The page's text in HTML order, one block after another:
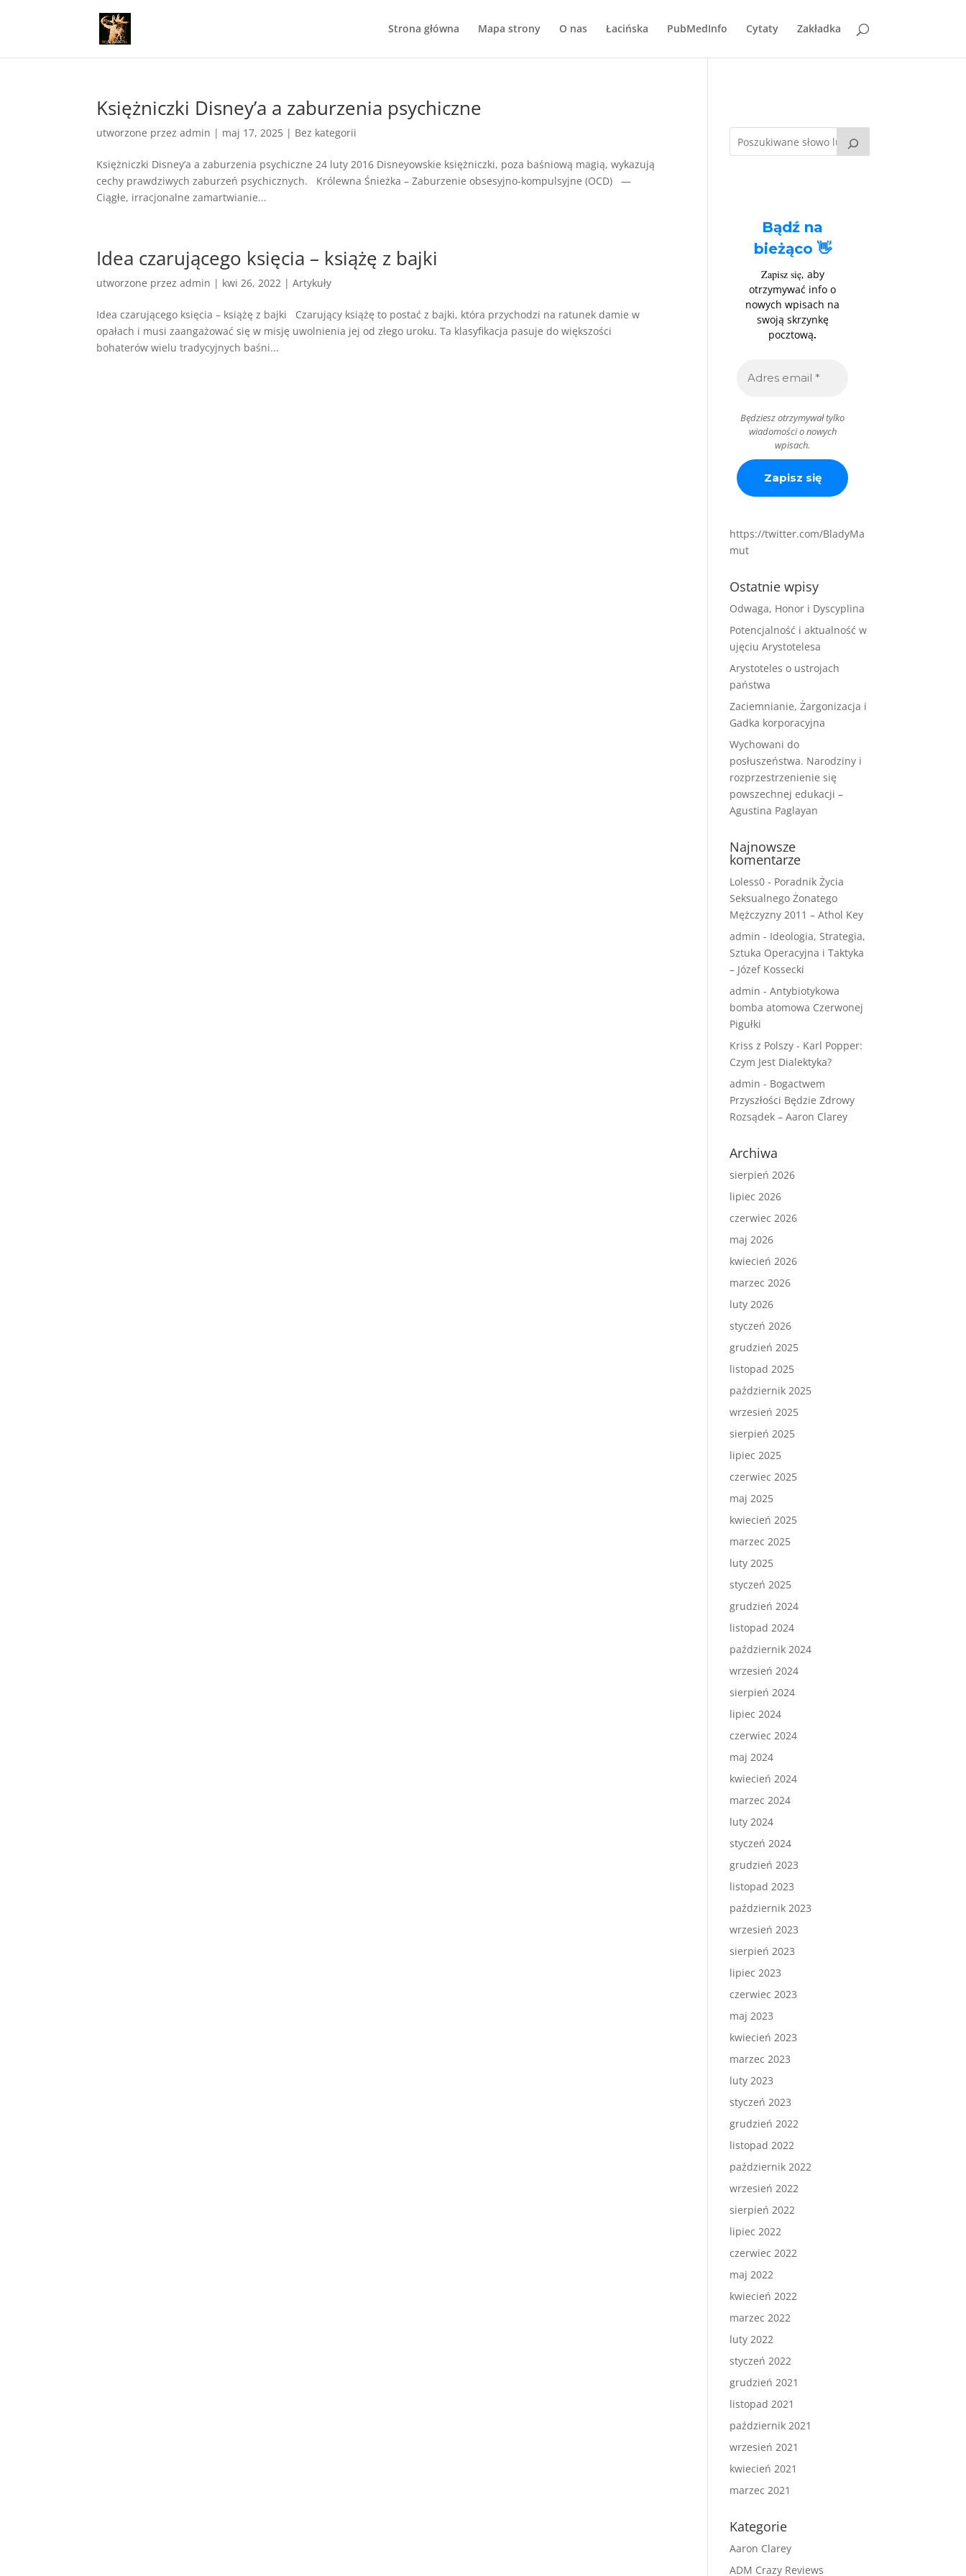
Strona główna Mapa strony O nas Łacińska PubMedInfo Cytaty Zakładka
Księżniczki Disney’a a zaburzenia psychiczne
utworzone przezadmin | maj 17, 2025 | Bez kategorii
Księżniczki Disney’a a zaburzenia psychiczne 24 luty 2016 Disneyowskie księżniczki, poza baśniową magią, wykazują
cechy prawdziwych zaburzeń psychicznych. Królewna Śnieżka – Zaburzenie obsesyjno-kompulsyjne (OCD) —
Ciągłe, irracjonalne zamartwianie...
Idea czarującego księcia – książę z bajki
utworzone przezadmin | kwi 26, 2022 |Artykuły
Idea czarującego księcia – książę z bajki Czarujący książę to postać z bajki, która przychodzi na ratunek damie w
opałach i musi zaangażować się w misję uwolnienia jej od złego uroku. Ta klasyfikacja pasuje do większości
bohaterów wielu tradycyjnych baśni...
Bądź na
bieżąco 👋
Zapisz się, aby
otrzymywać info o
nowych wpisach na
swoją skrzynkę
pocztową.
Będziesz otrzymywał tylko
wiadomości o nowych
wpisach.
https://twitter.com/BladyMa
mut
Ostatnie wpisy
Odwaga, Honor i Dyscyplina
Potencjalność i aktualność w
ujęciu Arystotelesa
Arystoteles o ustrojach
państwa
Zaciemnianie, Żargonizacja i
Gadka korporacyjna
Wychowani do
posłuszeństwa. Narodziny i
rozprzestrzenienie się
powszechnej edukacji –
Agustina Paglayan
Najnowsze
komentarze
Loless0 - Poradnik Życia
Seksualnego Żonatego
Mężczyzny 2011 – Athol Key
admin - Ideologia, Strategia,
Sztuka Operacyjna i Taktyka
– Józef Kossecki
admin -Antybiotykowa
bomba atomowa Czerwonej
Pigułki
Kriss z Polszy - Karl Popper:
Czym Jest Dialektyka?
admin - Bogactwem
Przyszłości Będzie Zdrowy
Rozsądek – Aaron Clarey
Archiwa
sierpień 2026
lipiec 2026
czerwiec 2026
maj 2026
kwiecień 2026
marzec 2026
luty 2026
styczeń 2026
grudzień 2025
listopad 2025
październik 2025
wrzesień 2025
sierpień 2025
lipiec 2025
czerwiec 2025
maj 2025
kwiecień 2025
marzec 2025
luty 2025
styczeń 2025
grudzień 2024
listopad 2024
październik 2024
wrzesień 2024
sierpień 2024
lipiec 2024
czerwiec 2024
maj 2024
kwiecień 2024
marzec 2024
luty 2024
styczeń 2024
grudzień 2023
listopad 2023
październik 2023
wrzesień 2023
sierpień 2023
lipiec 2023
czerwiec 2023
maj 2023
kwiecień 2023
marzec 2023
luty 2023
styczeń 2023
grudzień 2022
listopad 2022
październik 2022
wrzesień 2022
sierpień 2022
lipiec 2022
czerwiec 2022
maj 2022
kwiecień 2022
marzec 2022
luty 2022
styczeń 2022
grudzień 2021
listopad 2021
październik 2021
wrzesień 2021
kwiecień 2021
marzec 2021
Kategorie
Aaron Clarey
ADM Crazy Reviews